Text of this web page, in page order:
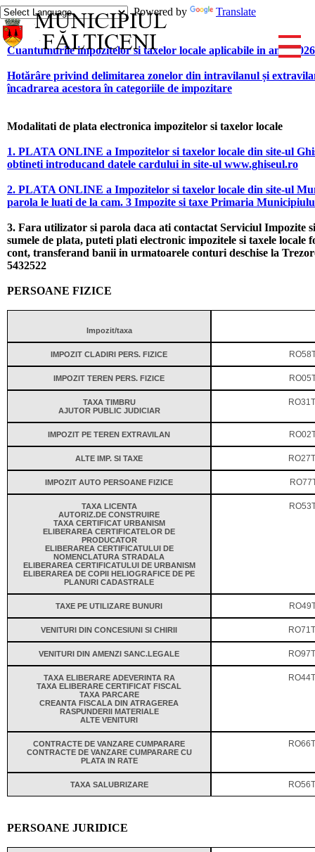
Powered by Translate
Cuantumurile impozitelor si taxelor locale aplicabile in anul 2026
Hotărâre privind delimitarea zonelor din intravilanul și
încadrarea acestora în categoriile de impozitare
Modalitati de plata electronica impozitelor si taxelor locale
1. PLATA ONLINE a Impozitelor si taxelor locale din site-ul
obtineti introducand datele cardului in site-ul www.ghiseul.ro
2. PLATA ONLINE a Impozitelor si taxelor locale din site-ul
parola le luati de la cam. 3 Impozite si taxe Primaria
3. Fara utilizator si parola daca ati contactat Serviciul Impozite
sumele de plata, puteti plati electronic impozitele si taxele locale
cont, transferand banii in urmatoarele conturi deschise la
5432522
PERSOANE FIZICE
Impozit/taxa
IMPOZIT CLADIRI PERS. FIZICE
IMPOZIT TEREN PERS. FIZICE
TAXA TIMBRU
AJUTOR PUBLIC JUDICIAR
IMPOZIT PE TEREN EXTRAVILAN
ALTE IMP. SI TAXE
IMPOZIT AUTO PERSOANE FIZICE
TAXA LICENTA
AUTORIZ.DE CONSTRUIRE
TAXA CERTIFICAT URBANISM
ELIBERAREA CERTIFICATELOR DE
PRODUCATOR
ELIBERAREA CERTIFICATULUI DE
NOMENCLATURA STRADALA
ELIBERAREA CERTIFICATULUI DE URBANISM
ELIBERAREA DE COPII HELIOGRAFICE DE PE
PLANURI CADASTRALE
TAXE PE UTILIZARE BUNURI
VENITURI DIN CONCESIUNI SI CHIRII
VENITURI DIN AMENZI SANC.LEGALE
TAXA ELIBERARE ADEVERINTA RA
TAXA ELIBERARE CERTIFICAT FISCAL
TAXA PARCARE
CREANTA FISCALA DIN ATRAGEREA
RASPUNDERII MATERIALE
ALTE VENITURI
CONTRACTE DE VANZARE CUMPARARE
CONTRACTE DE VANZARE CUMPARARE CU
PLATA IN RATE
TAXA SALUBRIZARE
PERSOANE JURIDICE